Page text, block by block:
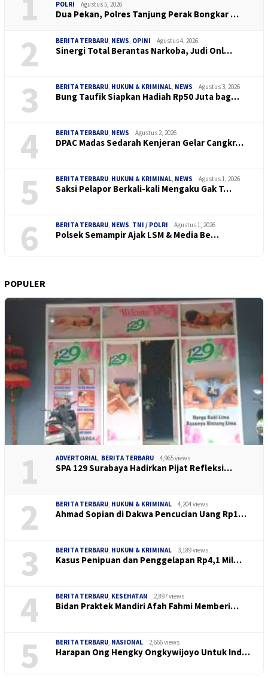
POLRI Agustus 5, 2026
Dua Pekan, Polres Tanjung Perak Bongkar …
2 BERITA TERBARU, NEWS, OPINI Agustus 4, 2026
Sinergi Total Berantas Narkoba, Judi Onl…
3 BERITA TERBARU, HUKUM & KRIMINAL, NEWS Agustus 3, 2026
Bung Taufik Siapkan Hadiah Rp50 Juta bag…
4 BERITA TERBARU, NEWS Agustus 2, 2026
DPAC Madas Sedarah Kenjeran Gelar Cangkr…
5 BERITA TERBARU, HUKUM & KRIMINAL, NEWS Agustus 1, 2026
Saksi Pelapor Berkali-kali Mengaku Gak T…
6 BERITA TERBARU, NEWS, TNI / POLRI Agustus 1, 2026
Polsek Semampir Ajak LSM & Media Be…
POPULER
1 ADVERTORIAL, BERITA TERBARU 4,965 views
SPA 129 Surabaya Hadirkan Pijat Refleksi…
2 BERITA TERBARU, HUKUM & KRIMINAL 4,204 views
Ahmad Sopian di Dakwa Pencucian Uang Rp1…
3 BERITA TERBARU, HUKUM & KRIMINAL 3,189 views
Kasus Penipuan dan Penggelapan Rp4,1 Mil…
4 BERITA TERBARU, KESEHATAN 2,897 views
Bidan Praktek Mandiri Afah Fahmi Memberi…
5 BERITA TERBARU, NASIONAL 2,666 views
Harapan Ong Hengky Ongkywijoyo Untuk Ind…